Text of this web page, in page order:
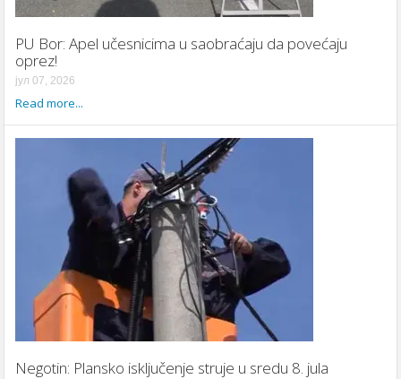
PU Bor: Apel učesnicima u saobraćaju da povećaju
oprez!
јул 07, 2026
Read more...
Negotin: Plansko isključenje struje u sredu 8. jula